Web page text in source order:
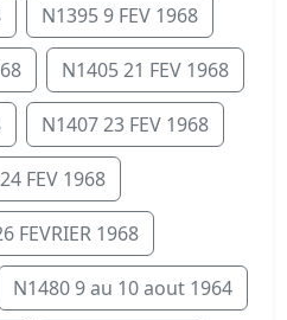
N1395 9 FEV 1968
N1405 21 FEV 1968
N1407 23 FEV 1968
FEV 1968
FEVRIER 1968
N1480 9 au 10 aout 1964